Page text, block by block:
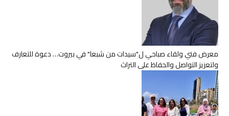
معرض فني ولقاء صباحي ل"سيدات من شبعا" في بيروت… دعوة للتعارف
ولتعزيز التواصل والحفاظ على التراث